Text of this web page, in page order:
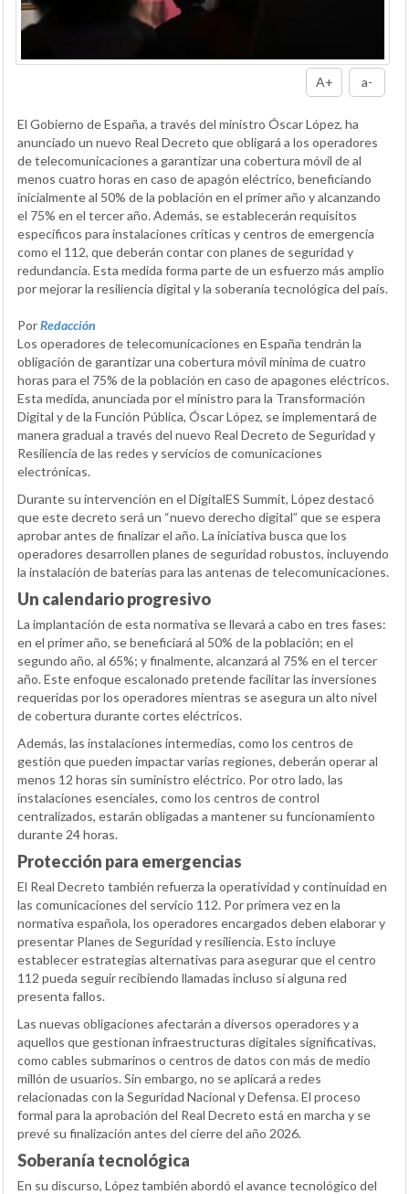
A+ a-
El Gobierno de España, a través del ministro Óscar López, ha
anunciado un nuevo Real Decreto que obligará a los operadores
de telecomunicaciones a garantizar una cobertura móvil de al
menos cuatro horas en caso de apagón eléctrico, beneficiando
inicialmente al 50% de la población en el primer año y alcanzando
el 75% en el tercer año. Además, se establecerán requisitos
específicos para instalaciones críticas y centros de emergencia
como el 112, que deberán contar con planes de seguridad y
redundancia. Esta medida forma parte de un esfuerzo más amplio
por mejorar la resiliencia digital y la soberanía tecnológica del país.
PorRedacción
Los operadores de telecomunicaciones en España tendrán la
obligación de garantizar una cobertura móvil mínima de cuatro
horas para el 75% de la población en caso de apagones eléctricos.
Esta medida, anunciada por el ministro para la Transformación
Digital y de la Función Pública, Óscar López, se implementará de
manera gradual a través del nuevo Real Decreto de Seguridad y
Resiliencia de las redes y servicios de comunicaciones
electrónicas.
Durante su intervención en el DigitalES Summit, López destacó
que este decreto será un “nuevo derecho digital” que se espera
aprobar antes de finalizar el año. La iniciativa busca que los
operadores desarrollen planes de seguridad robustos, incluyendo
la instalación de baterías para las antenas de telecomunicaciones.
Un calendario progresivo
La implantación de esta normativa se llevará a cabo en tres fases:
en el primer año, se beneficiará al 50% de la población; en el
segundo año, al 65%; y finalmente, alcanzará al 75% en el tercer
año. Este enfoque escalonado pretende facilitar las inversiones
requeridas por los operadores mientras se asegura un alto nivel
de cobertura durante cortes eléctricos.
Además, las instalaciones intermedias, como los centros de
gestión que pueden impactar varias regiones, deberán operar al
menos 12 horas sin suministro eléctrico. Por otro lado, las
instalaciones esenciales, como los centros de control
centralizados, estarán obligadas a mantener su funcionamiento
durante 24 horas.
Protección para emergencias
El Real Decreto también refuerza la operatividad y continuidad en
las comunicaciones del servicio 112. Por primera vez en la
normativa española, los operadores encargados deben elaborar y
presentar Planes de Seguridad y resiliencia. Esto incluye
establecer estrategias alternativas para asegurar que el centro
112 pueda seguir recibiendo llamadas incluso si alguna red
presenta fallos.
Las nuevas obligaciones afectarán a diversos operadores y a
aquellos que gestionan infraestructuras digitales significativas,
como cables submarinos o centros de datos con más de medio
millón de usuarios. Sin embargo, no se aplicará a redes
relacionadas con la Seguridad Nacional y Defensa. El proceso
formal para la aprobación del Real Decreto está en marcha y se
prevé su finalización antes del cierre del año 2026.
Soberanía tecnológica
En su discurso, López también abordó el avance tecnológico del